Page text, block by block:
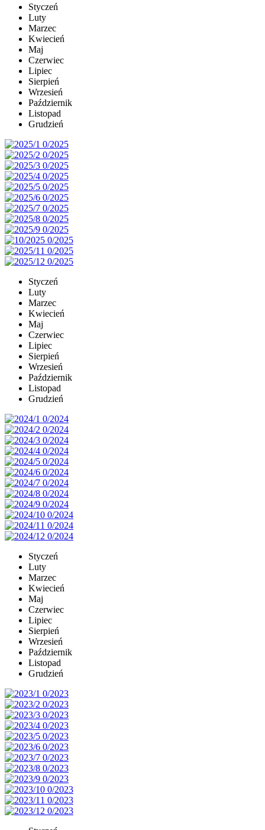
Styczeń
Luty
Marzec
Kwiecień
Maj
Czerwiec
Lipiec
Sierpień
Wrzesień
Październik
Listopad
Grudzień
Styczeń
Luty
Marzec
Kwiecień
Maj
Czerwiec
Lipiec
Sierpień
Wrzesień
Październik
Listopad
Grudzień
Styczeń
Luty
Marzec
Kwiecień
Maj
Czerwiec
Lipiec
Sierpień
Wrzesień
Październik
Listopad
Grudzień